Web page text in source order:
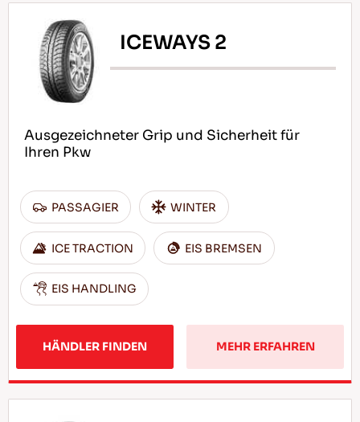
ICEWAYS 2
Ausgezeichneter Grip und Sicherheit für
Ihren Pkw
PASSAGIER WINTER
ICE TRACTION EIS BREMSEN
EIS HANDLING
HÄNDLER FINDEN MEHR ERFAHREN